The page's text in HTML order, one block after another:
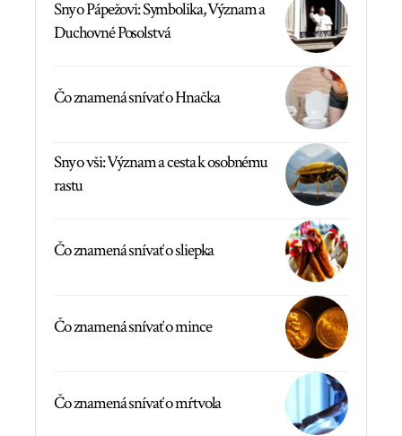
Sny o Pápežovi: Symbolika, Význam a
Duchovné Posolstvá
Čo znamená snívať o Hnačka
Sny o vši: Význam a cesta k osobnému
rastu
Čo znamená snívať o sliepka
Čo znamená snívať o mince
Čo znamená snívať o mŕtvola